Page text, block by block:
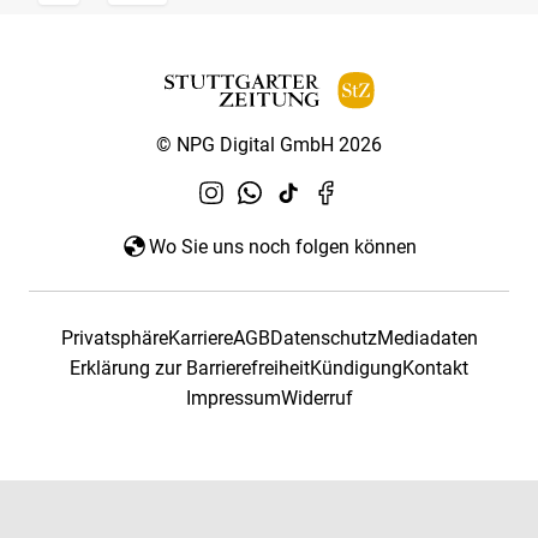
© NPG Digital GmbH 2026
Wo Sie uns noch folgen können
PrivatsphäreKarriereAGBDatenschutzMediadaten
Erklärung zur BarrierefreiheitKündigungKontakt
ImpressumWiderruf